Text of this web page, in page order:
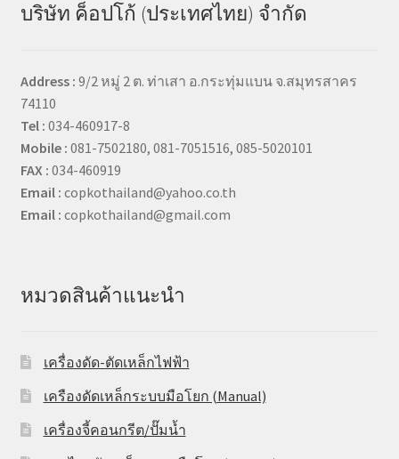
บริษัท ค็อปโก้ (ประเทศไทย) จำกัด
Address : 9/2 หมู่ 2 ต. ท่าเสา อ.กระทุ่มแบน จ.สมุทรสาคร
74110
Tel : 034-460917-8
Mobile : 081-7502180, 081-7051516, 085-5020101
FAX : 034-460919
Email : copkothailand@yahoo.co.th
Email : copkothailand@gmail.com
หมวดสินค้าแนะนำ
เครื่องดัด-ตัดเหล็กไฟฟ้า
เครืองดัดเหล็กระบบมือโยก (Manual)
เครื่องจี้คอนกรีต/ปั๊มน้ำ